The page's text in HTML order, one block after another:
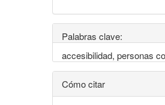
Palabras clave:
accesibilidad, personas
Cómo citar